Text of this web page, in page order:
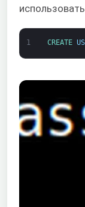
1 CREATE